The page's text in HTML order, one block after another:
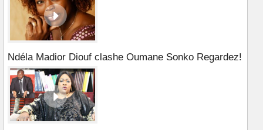
Ndéla Madior Diouf clashe Oumane Sonko Regardez!